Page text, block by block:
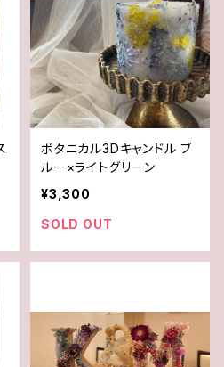
ボタニカル3Dキャンドル ブ
ルー×ライトグリーン
¥3,300
SOLD OUT